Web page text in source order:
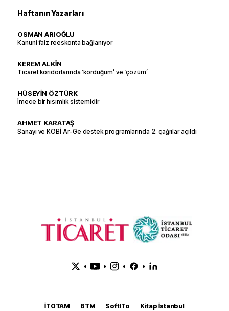
Haftanın Yazarları
OSMAN ARIOĞLU
Kanuni faiz reeskonta bağlanıyor
KEREM ALKİN
Ticaret koridorlarında ‘kördüğüm’ ve ‘çözüm’
HÜSEYİN ÖZTÜRK
İmece bir hısımlık sistemidir
AHMET KARATAŞ
Sanayi ve KOBİ Ar-Ge destek programlarında 2. çağrılar açıldı
• • • •
İTOTAM BTM SoftITo
Kitap İstanbul